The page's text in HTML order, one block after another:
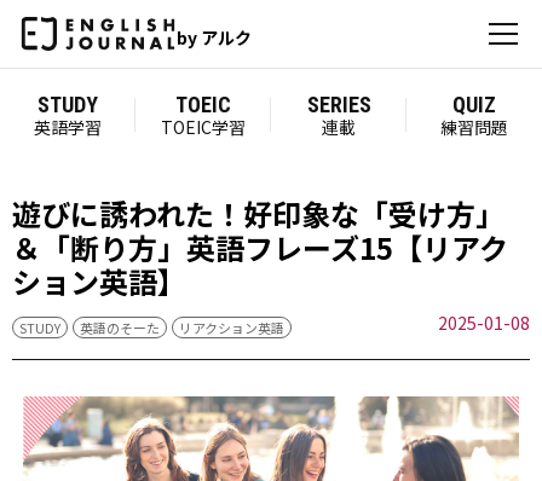
by アルク
STUDY
英語学習
TOEIC
TOEIC学習
SERIES
連載
QUIZ
練習問題
遊びに誘われた！好印象な「受け方」
＆「断り方」英語フレーズ15【リアク
ション英語】
STUDY 英語のそーた リアクション英語 2025-01-08